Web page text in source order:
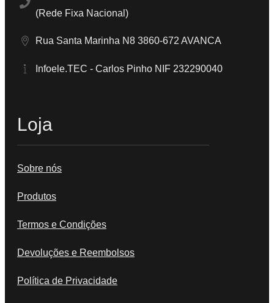
(Rede Fixa Nacional)
Rua Santa Marinha N8 3860-672 AVANCA
Infoele.TEC - Carlos Pinho NIF 232290040
Loja
Sobre nós
Produtos
Termos e Condições
Devoluções e Reembolsos
Política de Privacidade